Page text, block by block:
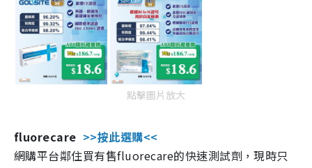
點擊圖片放大
fluorecare >>按此選購<<
網購平台鄰住買有售fluorecare的快速測試劑，現時只